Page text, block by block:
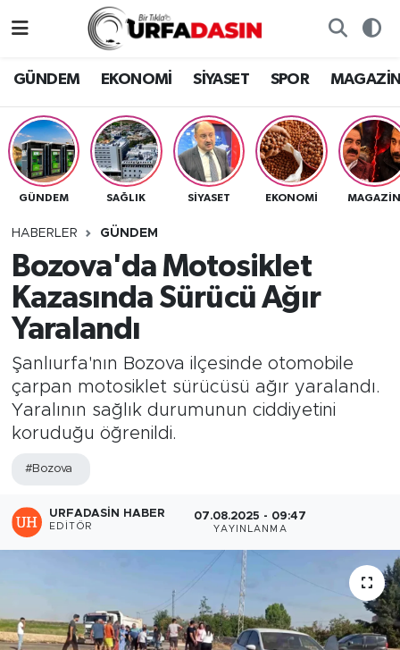
GÜNDEM EKONOMİ SİYASET SPOR
GÜNDEM SAĞLIK SİYASET EKONOMİ
HABERLER GÜNDEM
Bozova'da Motosiklet
Kazasında Sürücü Ağır
Yaralandı
Şanlıurfa'nın Bozova ilçesinde otomobile
çarpan motosiklet sürücüsü ağır yaralandı.
Yaralının sağlık durumunun ciddiyetini
koruduğu öğrenildi.
#Bozova
URFADASIN HABER
EDITÖR
07.08.2025 - 09:47
YAYINLANMA
EKONOMİ
SİYASET
SPOR
SAĞLIK
TEKNOLOJİ
OTOMOBİL
Gizlilik ve Güvenlik Politikası
İletişim
Nöbetçi Eczaneler
Hava Durumu
Namaz Vakitleri
Trafik Durumu
Süper Lig Puan Durumu ve Fikstür
Tüm Manşetler
Son Dakika Haberleri
Haber Arşivi